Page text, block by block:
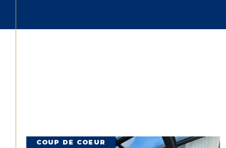
être complexe. Notre parfaite
agence
familial avec vue sur l'Allier.
COUP DE COEUR